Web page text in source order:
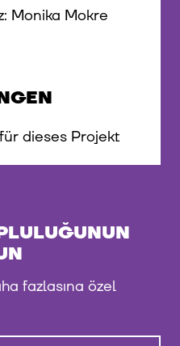
Monika Mokre
dieses Projekt
fazlasına özel